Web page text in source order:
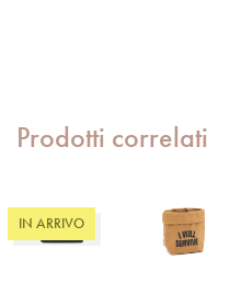
Prodotti correlati
IN ARRIVO